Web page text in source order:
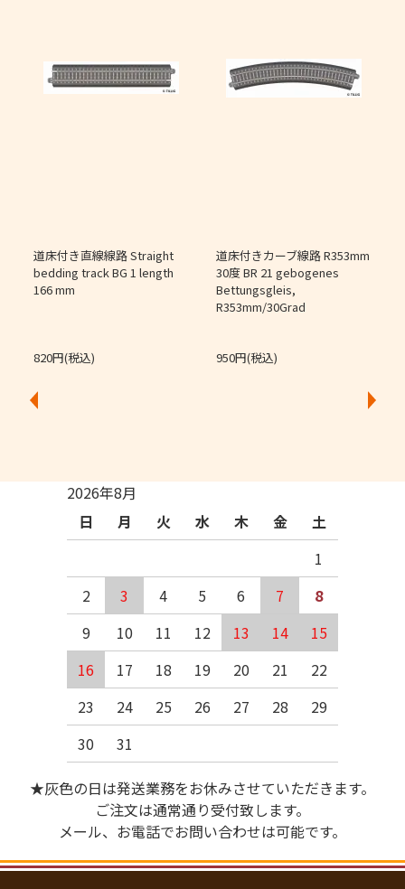
道床付き直線線路 Straight
bedding track BG 1 length
166 mm
820円(税込)
道床付きカーブ線路 R353mm
30度 BR 21 gebogenes
Bettungsgleis,
R353mm/30Grad
950円(税込)
2026年8月
日
月 火 水 木 金
土
1
2
3 4 5 6 7
8
9
10 11 12 13 14
15
16
17 18 19 20 21
22
23
24 25 26 27 28
29
30
31
★灰色の日は発送業務をお休みさせていただきます。
ご注文は通常通り受付致します。
メール、お電話でお問い合わせは可能です。